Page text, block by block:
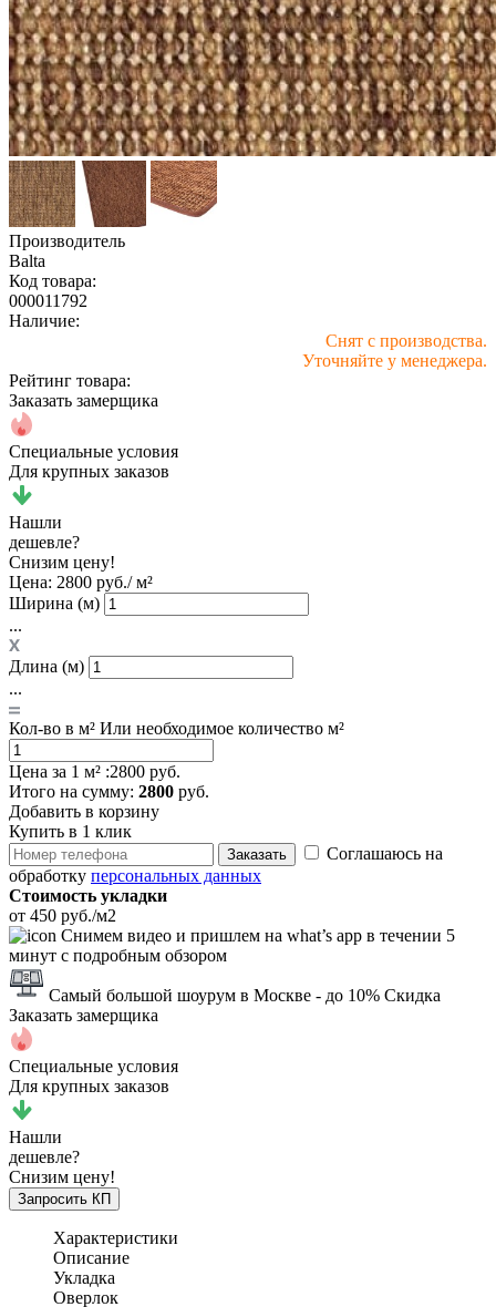
Производитель
Balta
Код товара:
000011792
Наличие:
Снят с производства.
Уточняйте у менеджера.
Рейтинг товара:
Заказать замерщика
Специальные условия
Для крупных заказов
Нашли
дешевле?
Снизим цену!
Цена: 2800 руб./ м²
Ширина (м)
...
Длина (м)
...
Кол-во в м² Или необходимое количество м²
Цена за 1 м² :2800 руб.
Итого на сумму: 2800 руб.
Добавить в корзину
Купить в 1 клик
Заказать
Соглашаюсь на
обработку персональных данных
Стоимость укладки
от 450 руб./м2
Снимем видео и пришлем на what’s app в течении 5
минут с подробным обзором
Самый большой шоурум в Москве - до 10% Скидка
Заказать замерщика
Специальные условия
Для крупных заказов
Нашли
дешевле?
Снизим цену!
Запросить КП
Характеристики
Описание
Укладка
Оверлок